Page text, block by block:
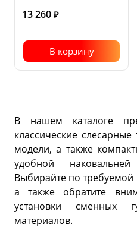
13 260 ₽
В корзину
В нашем каталоге
классические
модели, а также
удобной
Выбирайте по
а также обратите
установки сменных
материалов.